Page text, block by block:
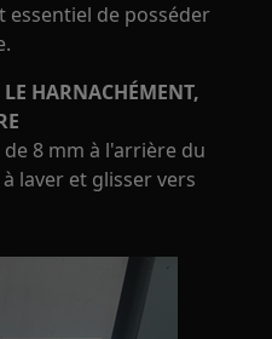
essentiel de posséder
HARNACHÉMENT,
8 mm à l'arrière du
laver et glisser vers